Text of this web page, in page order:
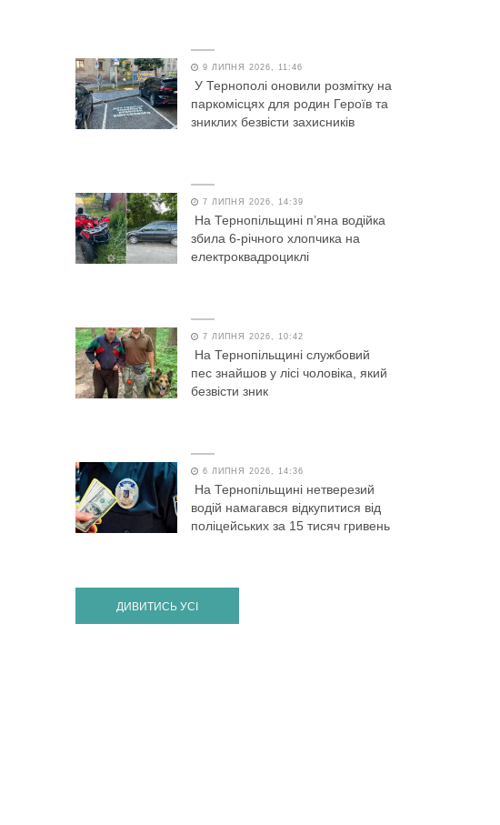
9 ЛИПНЯ 2026, 11:46
У Тернополі оновили розмітку на
паркомісцях для родин Героїв та
зниклих безвісти захисників
7 ЛИПНЯ 2026, 14:39
На Тернопільщині п’яна водійка
збила 6-річного хлопчика на
електроквадроциклі
7 ЛИПНЯ 2026, 10:42
На Тернопільщині службовий
пес знайшов у лісі чоловіка, який
безвісти зник
6 ЛИПНЯ 2026, 14:36
На Тернопільщині нетверезий
водій намагався відкупитися від
поліцейських за 15 тисяч гривень
ДИВИТИСЬ УСІ